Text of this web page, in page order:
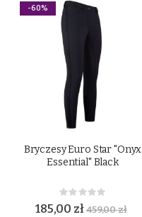
-60%
Bryczesy Euro Star "Onyx
Essential" Black
Rating:
0%
185,00 zł459,00 zł